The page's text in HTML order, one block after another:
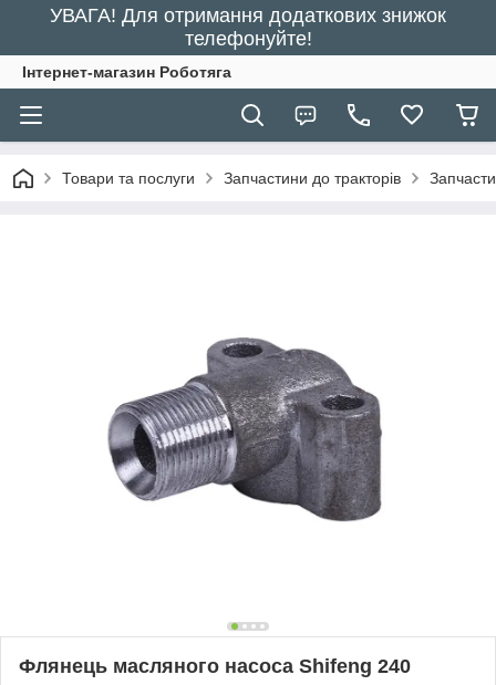
УВАГА! Для отримання додаткових знижок
телефонуйте!
Інтернет-магазин Роботяга
Товари та послуги Запчастини до тракторів
Флянець масляного насоса Shifeng 240